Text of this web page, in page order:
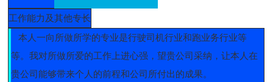
工作能力及其他专长
本人一向所做所学的专业是行驶司机行业和跑业务行业等
等。我对所做所爱的工作上进心强，望贵公司采纳，让本人在
贵公司能够带来个人的前程和公司所付出的成果。